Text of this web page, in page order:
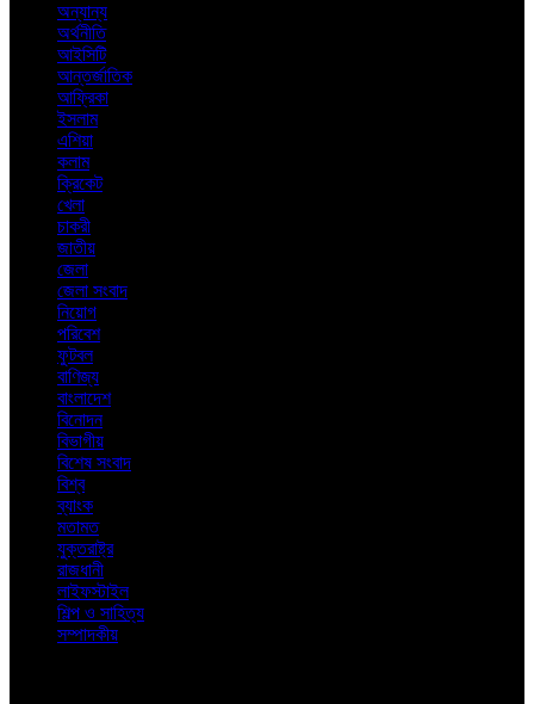
অন্যান্য
অর্থনীতি
আইসিটি
আন্তর্জাতিক
আফ্রিকা
ইসলাম
এশিয়া
কলাম
ক্রিকেট
খেলা
চাকরী
জাতীয়
জেলা
জেলা সংবাদ
নিয়োগ
পরিবেশ
ফুটবল
বাণিজ্য
বাংলাদেশ
বিনোদন
বিভাগীয়
বিশেষ সংবাদ
বিশ্ব
ব্যাংক
মতামত
যুক্তরাষ্ট্র
রাজধানী
লাইফস্টাইল
শিল্প ও সাহিত্য
সম্পাদকীয়